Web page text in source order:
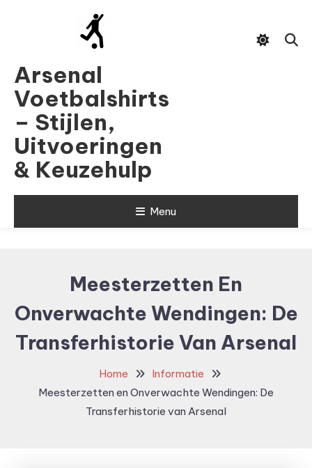
Arsenal
Voetbalshirts
– Stijlen,
Uitvoeringen
& Keuzehulp
Menu
Meesterzetten En
Onverwachte Wendingen: De
Transferhistorie Van Arsenal
Home
Informatie
Meesterzetten en Onverwachte Wendingen: De
Transferhistorie van Arsenal